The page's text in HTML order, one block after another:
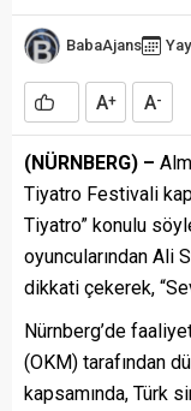
BabaAjans
A+ A-
(NÜRNBERG) –
Tiyatro Festivali
Tiyatro” konulu
oyuncularından Ali
dikkati çekerek,
Nürnberg’de
(OKM) tarafından
kapsamında, Türk